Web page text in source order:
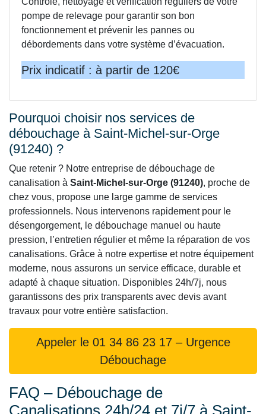
pompe de relevage pour garantir son bon
fonctionnement et prévenir les pannes ou
débordements dans votre système d’évacuation.
Prix indicatif : à partir de 120€
Pourquoi choisir nos services de
débouchage à Saint-Michel-sur-Orge
(91240) ?
Que retenir ? Notre entreprise de débouchage de
canalisation à Saint-Michel-sur-Orge (91240), proche de
chez vous, propose une large gamme de services
professionnels. Nous intervenons rapidement pour le
désengorgement, le débouchage manuel ou haute
pression, l’entretien régulier et même la réparation de vos
canalisations. Grâce à notre expertise et notre équipement
moderne, nous assurons un service efficace, durable et
adapté à chaque situation. Disponibles 24h/7j, nous
garantissons des prix transparents avec devis avant
travaux pour votre entière satisfaction.
Appeler le 01 34 86 23 17 – Urgence
Débouchage
FAQ – Débouchage de
Canalisations 24h/24 et 7j/7 à Saint-